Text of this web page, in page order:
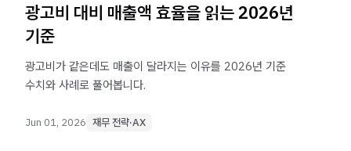
광고비 대비 매출액 효율을 읽는 2026년
기준
광고비가 같은데도 매출이 달라지는 이유를 2026년 기준
수치와 사례로 풀어봅니다.
Jun 01, 2026 재무 전략·AX